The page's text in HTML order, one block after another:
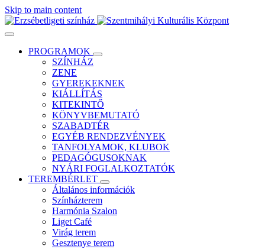
Skip to main content
PROGRAMOK
SZÍNHÁZ
ZENE
GYEREKEKNEK
KIÁLLÍTÁS
KITEKINTŐ
KÖNYVBEMUTATÓ
SZABADTÉR
EGYÉB RENDEZVÉNYEK
TANFOLYAMOK, KLUBOK
PEDAGÓGUSOKNAK
NYÁRI FOGLALKOZTATÓK
TEREMBÉRLET
Általános információk
Színházterem
Harmónia Szalon
Liget Café
Virág terem
Gesztenye terem